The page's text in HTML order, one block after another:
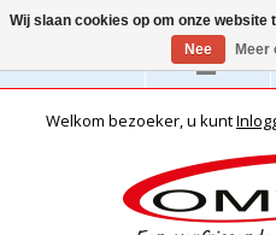
Nederlands
Welkom bezoeker, u kunt
Wij slaan cookies op om onze
Nee
Meer